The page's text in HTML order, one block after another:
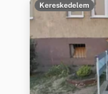
Kereskedelem